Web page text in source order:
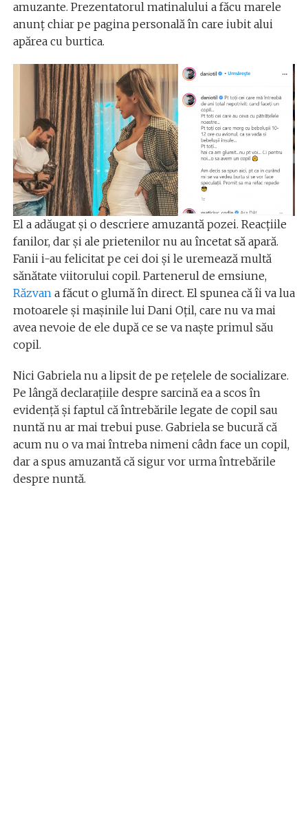
amuzante. Prezentatorul matinalului a făcu marele
anunț chiar pe pagina personală în care iubit alui
apărea cu burtica.
El a adăugat și o descriere amuzantă pozei. Reacțiile
fanilor, dar și ale prietenilor nu au încetat să apară.
Fanii i-au felicitat pe cei doi și le uremează multă
sănătate viitorului copil. Partenerul de emsiune,
Răzvan a făcut o glumă în direct. El spunea că îi va lua
motoarele și mașinile lui Dani Oțil, care nu va mai
avea nevoie de ele după ce se va naște primul său
copil.
Nici Gabriela nu a lipsit de pe rețelele de socializare.
Pe lângă declarațiile despre sarcină ea a scos în
evidență și faptul că întrebările legate de copil sau
nuntă nu ar mai trebui puse. Gabriela se bucură că
acum nu o va mai întreba nimeni câdn face un copil,
dar a spus amuzantă că sigur vor urma întrebările
despre nuntă.